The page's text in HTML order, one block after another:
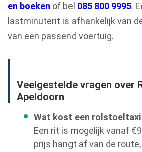
en boeken of bel 085 800 9995.
lastminuterit is afhankelijk van
van een passend voertuig.
Veelgestelde vragen over
Apeldoorn
Wat kost een rolstoeltaxi
Een rit is mogelijk vanaf
prijs hangt af van de